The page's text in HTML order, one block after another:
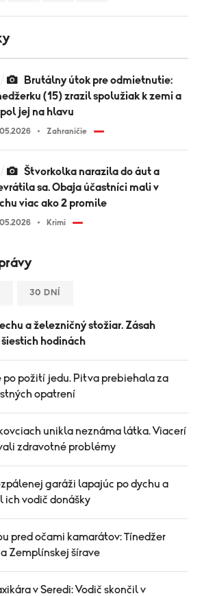
(15) zrazil spolužiak k zemi a
jej na hlavu
Zahraničie
sa. Obaja účastníci mali v
viac ako 2 promile
Krimi
30 DNÍ
a železničný stožiar. Zásah
hodinách
po požití jedu. Pitva prebiehala za
opatrení
unikla neznáma látka. Viacerí
zdravotné problémy
garáži lapajúc po dychu a
ich vodič donášky
pred očami kamarátov: Tínedžer
Zemplínskej šírave
v Seredi: Vodič skončil v